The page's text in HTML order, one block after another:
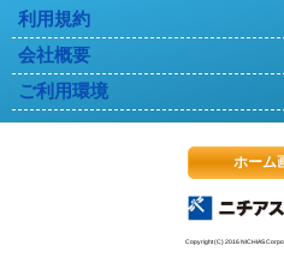
利用規約
会社概要
ご利用環境
ホーム
Copyright (C) 2016 NICHIAS